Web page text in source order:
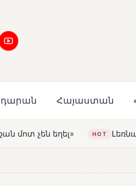
Հայաստան
Լեռնահովիտի Սուրբ